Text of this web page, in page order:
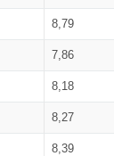
8,79
7,86
8,18
8,27
8,39